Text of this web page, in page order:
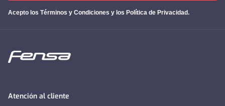
Acepto los Términos y Condiciones y los Política de Privacidad.
Atención al cliente